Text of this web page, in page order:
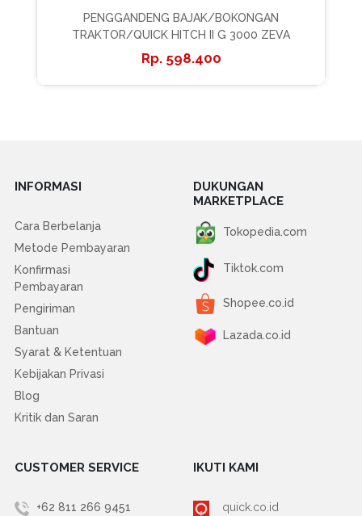
PENGGANDENG BAJAK/BOKONGAN
TRAKTOR/QUICK HITCH II G 3000 ZEVA
598.400
INFORMASI
Cara Berbelanja
Metode Pembayaran
Konfirmasi
Pembayaran
Pengiriman
Bantuan
Syarat & Ketentuan
Kebijakan Privasi
Blog
Kritik dan Saran
DUKUNGAN
MARKETPLACE
Tokopedia.com
Tiktok.com
Shopee.co.id
Lazada.co.id
CUSTOMER SERVICE
+62 811 266 9451
IKUTI KAMI
quick.co.id